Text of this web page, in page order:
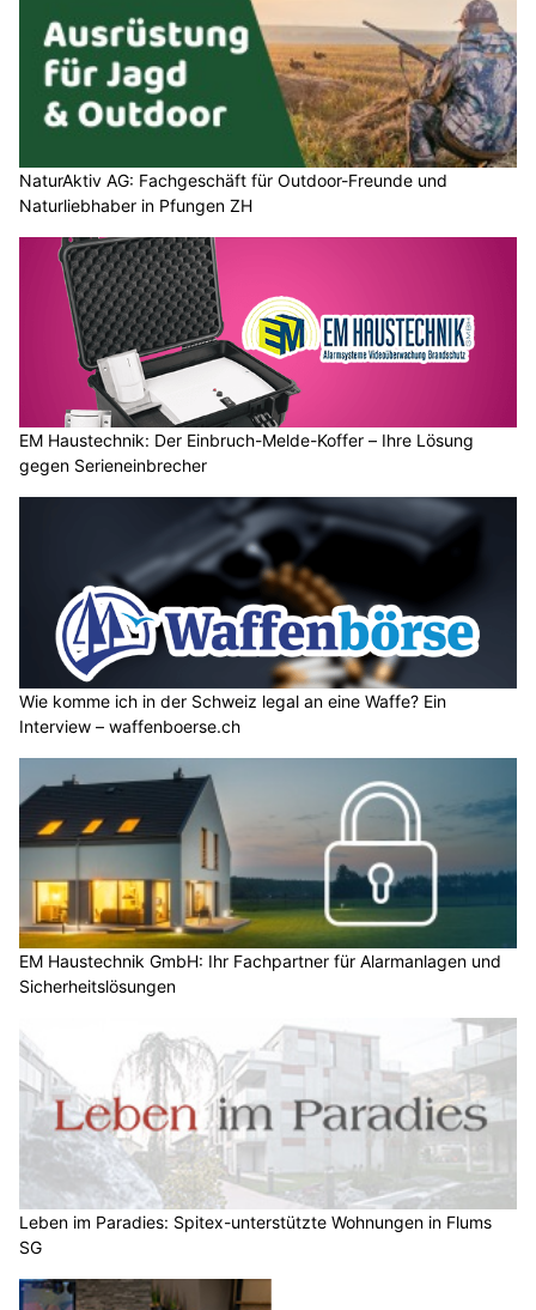
NaturAktiv AG: Fachgeschäft für Outdoor-Freunde und
Naturliebhaber in Pfungen ZH
EM Haustechnik: Der Einbruch-Melde-Koffer – Ihre Lösung
gegen Serieneinbrecher
Wie komme ich in der Schweiz legal an eine Waffe? Ein
Interview – waffenboerse.ch
EM Haustechnik GmbH: Ihr Fachpartner für Alarmanlagen und
Sicherheitslösungen
Leben im Paradies: Spitex-unterstützte Wohnungen in Flums
SG